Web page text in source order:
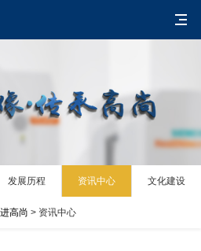
高尚 > 资讯中心
发展历程 资讯中心 文化建设